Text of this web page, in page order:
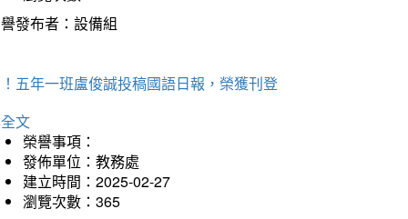
發布者：設備組
五年一班盧俊誠投稿國語日報，榮獲刊登
文
榮譽事項：
發佈單位：教務處
建立時間：2025-02-27
瀏覽次數：365